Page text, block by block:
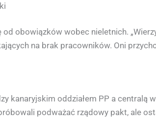
od obowiązków wobec nieletnich.
na brak pracowników. Oni
kanaryjskim oddziałem PP a
podważać rządowy pakt, ale